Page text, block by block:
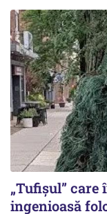
„Tufișul” care
ingenioasă